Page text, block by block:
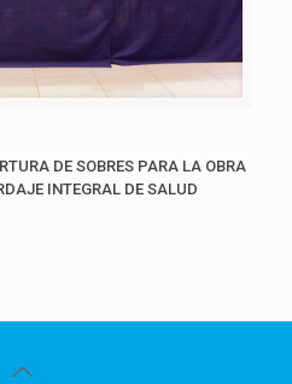
DE SOBRES PARA LA OBRA
INTEGRAL DE SALUD